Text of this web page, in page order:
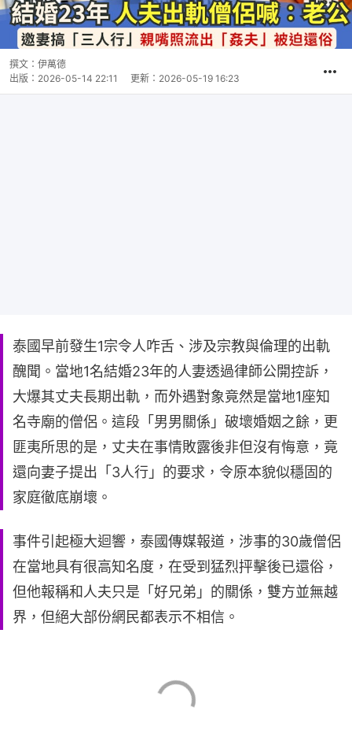
撰文： 伊萬德
出版： 2026-05-14 22:11 更新： 2026-05-19 16:23
泰國早前發生1宗令人咋舌、涉及宗教與倫理的出軌
醜聞。當地1名結婚23年的人妻透過律師公開控訴，
大爆其丈夫長期出軌，而外遇對象竟然是當地1座知
名寺廟的僧侶。這段「男男關係」破壞婚姻之餘，更
匪夷所思的是，丈夫在事情敗露後非但沒有悔意，竟
還向妻子提出「3人行」的要求，令原本貌似穩固的
家庭徹底崩壞。
事件引起極大迴響，泰國傳媒報道，涉事的30歲僧侶
在當地具有很高知名度，在受到猛烈抨擊後已還俗，
但他報稱和人夫只是「好兄弟」的關係，雙方並無越
界，但絕大部份網民都表示不相信。